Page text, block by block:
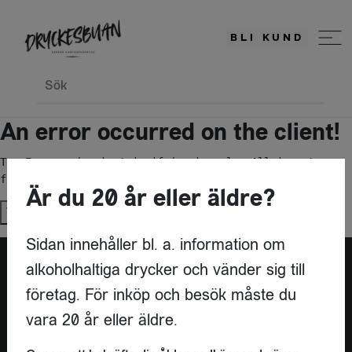
BLI KUND
Sök
An error occurred on the client!
TypeError: c(...).stringify(...).replaceAll is not a
function
Try againÄr du 20 år eller äldre?
Sidan innehåller bl. a. information om
alkoholhaltiga drycker och vänder sig till
företag. För inköp och besök måste du
vara 20 år eller äldre.